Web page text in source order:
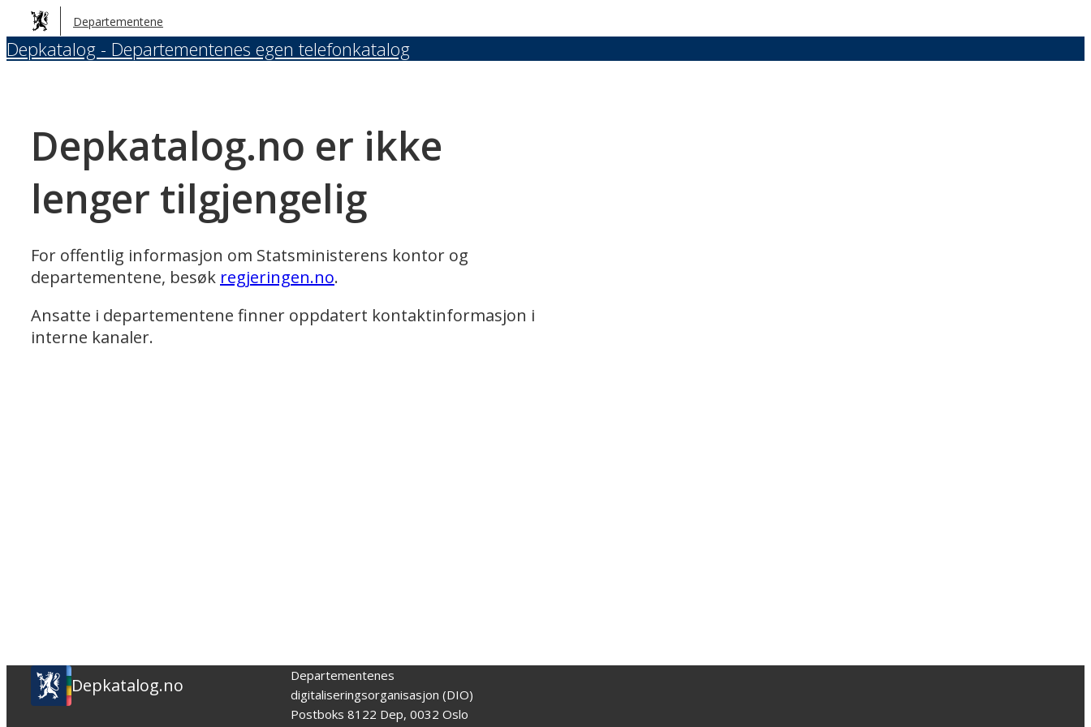
Hopp
til
hovedinnhold
Departementene
Depkatalog - Departementenes egen telefonkatalog
Depkatalog.no er ikke
lenger tilgjengelig
For offentlig informasjon om Statsministerens kontor og
departementene, besøk regjeringen.no.
Ansatte i departementene finner oppdatert kontaktinformasjon i
interne kanaler.
Depkatalog.no
Departementenes
digitaliseringsorganisasjon (DIO)
Postboks 8122 Dep, 0032 Oslo